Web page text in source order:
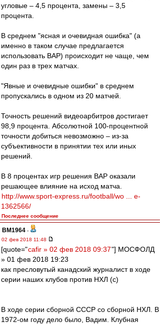
угловые – 4,5 процента, замены – 3,5
процента.
В среднем "ясная и очевидная ошибка" (а
именно в таком случае предлагается
использовать ВАР) происходит не чаще, чем
один раз в трех матчах.
"Явные и очевидные ошибки" в среднем
пропускались в одном из 20 матчей.
Точность решений видеоарбитров достигает
98,9 процента. Абсолютной 100-процентной
точности добиться невозможно – из-за
субъективности в принятии тех или иных
решений.
В 8 процентах игр решения ВАР оказали
решающее влияние на исход матча.
http://www.sport-express.ru/football/wo ... e-
1362566/
Последнее сообщение
BM1964 -
02 фев 2018 11:48
[quote="cafir » 02 фев 2018 09:37"] МОСФОЛД
» 01 фев 2018 19:23
как пресловутый канадский журналист в ходе
серии наших клубов против НХЛ (с)
В ходе серии сборной СССР со сборной НХЛ. В
1972-ом году дело было, Вадим. Клубная